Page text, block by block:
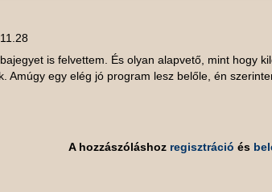
is felvettem. És olyan alapvető, mint hogy
Amúgy egy elég jó program lesz belőle, én
A hozzászóláshoz regisztráció és